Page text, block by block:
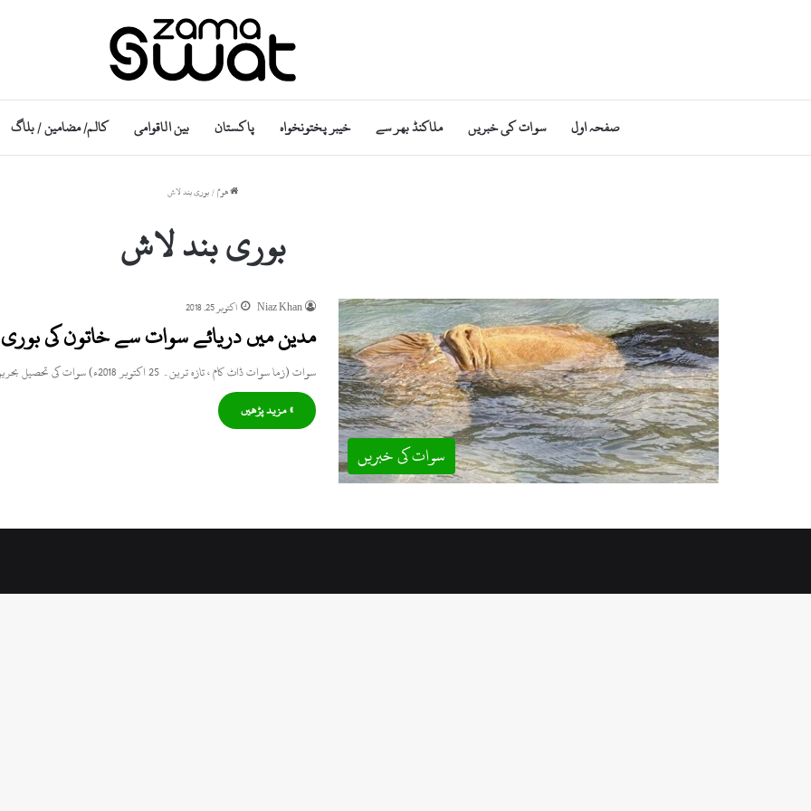
صفحہ اول سوات کی خبریں ملاکنڈ بھر سے خیبر پختونخواہ پاکستان بین الاقوامی کالم/ مضامین / بلاگ
ھوم/بوری بند لاش
بوری بند لاش
سوات کی خبریں
Niaz Khan اکتوبر 25, 2018
مدین میں دریائے سوات سے خاتون کی
سوات (زما سوات ڈاٹ کام ، تازہ ترین۔ 25 اکتوبر 2018ء) سوات کی تحصیل بحرین کے علاقہ مدین کے مقام…
» مزید پڑھیں